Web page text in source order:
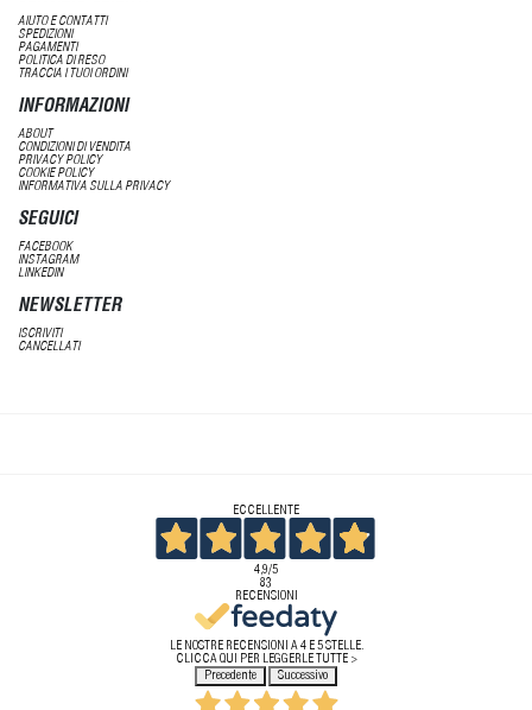
AIUTO E CONTATTI
SPEDIZIONI
PAGAMENTI
POLITICA DI RESO
TRACCIA I TUOI ORDINI
INFORMAZIONI
ABOUT
CONDIZIONI DI VENDITA
PRIVACY POLICY
COOKIE POLICY
INFORMATIVA SULLA PRIVACY
SEGUICI
FACEBOOK
INSTAGRAM
LINKEDIN
NEWSLETTER
ISCRIVITI
CANCELLATI
ECCELLENTE
4,9/5
83
RECENSIONI
LE NOSTRE RECENSIONI A 4 E 5 STELLE.
CLICCA QUI PER LEGGERLE TUTTE >
Precedente
Successivo